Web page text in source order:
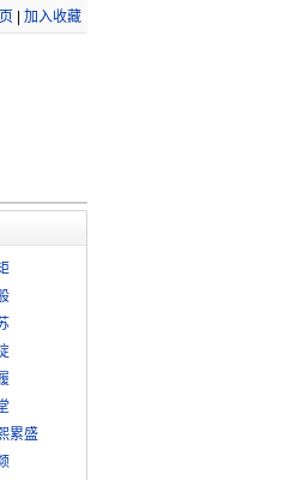
加入收藏
累盛